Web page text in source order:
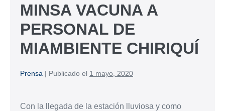
MINSA VACUNA A
PERSONAL DE
MIAMBIENTE CHIRIQUÍ
Prensa | Publicado el 1 mayo, 2020
Con la llegada de la estación lluviosa y como